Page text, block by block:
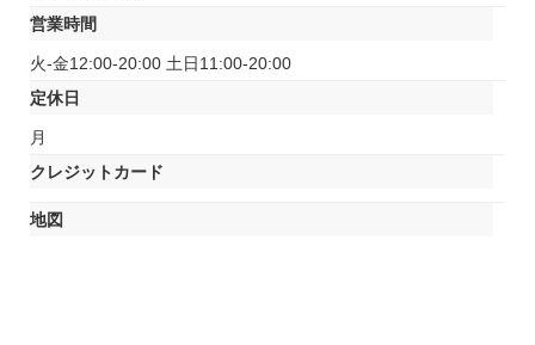
営業時間
火-金12:00-20:00 土日11:00-20:00
定休日
月
クレジットカード
地図